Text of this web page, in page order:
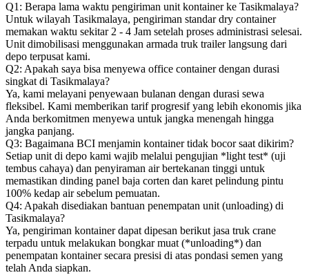
Q1: Berapa lama waktu pengiriman unit kontainer ke Tasikmalaya?
Untuk wilayah Tasikmalaya, pengiriman standar dry container
memakan waktu sekitar 2 - 4 Jam setelah proses administrasi selesai.
Unit dimobilisasi menggunakan armada truk trailer langsung dari
depo terpusat kami.
Q2: Apakah saya bisa menyewa office container dengan durasi
singkat di Tasikmalaya?
Ya, kami melayani penyewaan bulanan dengan durasi sewa
fleksibel. Kami memberikan tarif progresif yang lebih ekonomis jika
Anda berkomitmen menyewa untuk jangka menengah hingga
jangka panjang.
Q3: Bagaimana BCI menjamin kontainer tidak bocor saat dikirim?
Setiap unit di depo kami wajib melalui pengujian *light test* (uji
tembus cahaya) dan penyiraman air bertekanan tinggi untuk
memastikan dinding panel baja corten dan karet pelindung pintu
100% kedap air sebelum pemuatan.
Q4: Apakah disediakan bantuan penempatan unit (unloading) di
Tasikmalaya?
Ya, pengiriman kontainer dapat dipesan berikut jasa truk crane
terpadu untuk melakukan bongkar muat (*unloading*) dan
penempatan kontainer secara presisi di atas pondasi semen yang
telah Anda siapkan.